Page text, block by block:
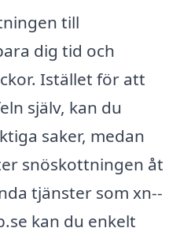
till
dig tid och
Istället för att
själv, kan du
saker, medan
snöskottningen åt
tjänster som xn--
kan du enkelt